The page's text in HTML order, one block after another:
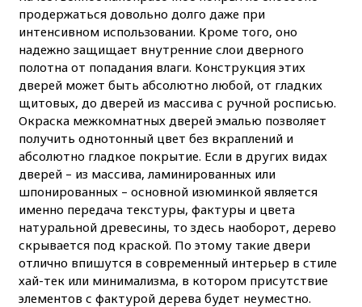
продержаться довольно долго даже при
интенсивном использовании. Кроме того, оно
надежно защищает внутренние слои дверного
полотна от попадания влаги. Конструкция этих
дверей может быть абсолютно любой, от гладких
щитовых, до дверей из массива с ручной росписью.
Окраска межкомнатных дверей эмалью позволяет
получить однотонный цвет без вкраплений и
абсолютно гладкое покрытие. Если в других видах
дверей – из массива, ламинированных или
шпонированных – основной изюминкой является
именно передача текстуры, фактуры и цвета
натуральной древесины, то здесь наоборот, дерево
скрывается под краской. По этому такие двери
отлично впишутся в современный интерьер в стиле
хай-тек или минимализма, в котором присутствие
элементов с фактурой дерева будет неуместно.